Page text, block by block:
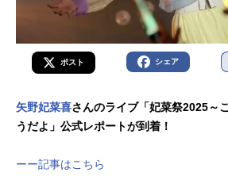
ン：渡辺る...
ポスト シェア
矢野妃菜喜さんのライブ「妃菜祭2025～
うだよ」公式レポートが到着！
ーー記事はこちら